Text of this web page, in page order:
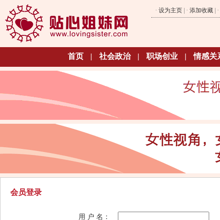
· 设为主页 | · 添加收藏 | ·
首页 | 社会政治 | 职场创业 | 情感关
会员登录
用 户 名：